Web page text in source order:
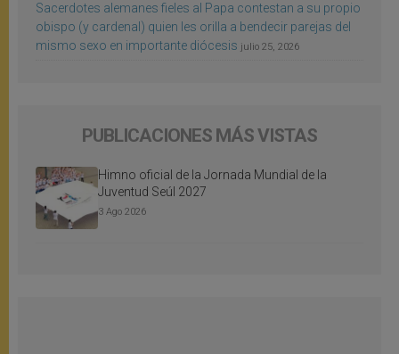
Sacerdotes alemanes fieles al Papa contestan a su propio
obispo (y cardenal) quien les orilla a bendecir parejas del
mismo sexo en importante diócesis julio 25, 2026
PUBLICACIONES MÁS VISTAS
Himno oficial de la Jornada Mundial de la
Juventud Seúl 2027
3 Ago 2026